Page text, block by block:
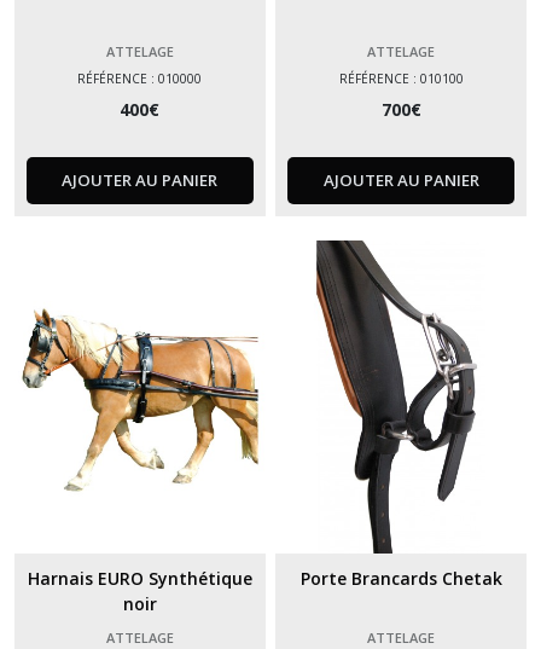
ATTELAGE
RÉFÉRENCE : 010000
400€
AJOUTER AU PANIER
ATTELAGE
RÉFÉRENCE : 010100
700€
AJOUTER AU PANIER
Harnais EURO Synthétique
noir
ATTELAGE
Porte Brancards Chetak
ATTELAGE